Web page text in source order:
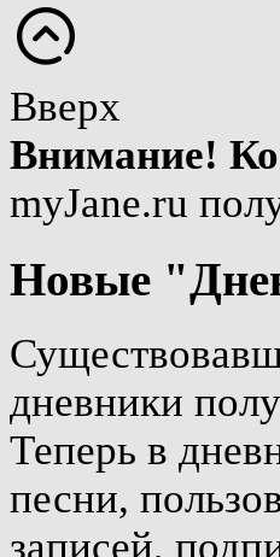
Вверх
Внимание!
myJane.ru
Новые
дневники
Теперь в
песни,
записей,